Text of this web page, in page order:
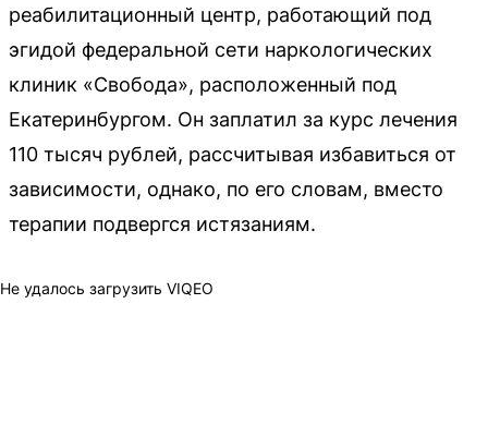
реабилитационный центр, работающий под
эгидой федеральной сети наркологических
клиник «Свобода», расположенный под
Екатеринбургом. Он заплатил за курс лечения
110 тысяч рублей, рассчитывая избавиться от
зависимости, однако, по его словам, вместо
терапии подвергся истязаниям.
Не удалось загрузить VIQEO